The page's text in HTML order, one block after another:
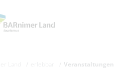
Veranstaltungen